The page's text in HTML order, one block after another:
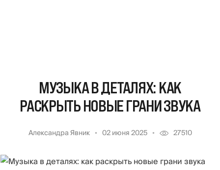
МУЗЫКА В ДЕТАЛЯХ: КАК
РАСКРЫТЬ НОВЫЕ ГРАНИ ЗВУКА
Александра Явник 02 июня 2025 27510